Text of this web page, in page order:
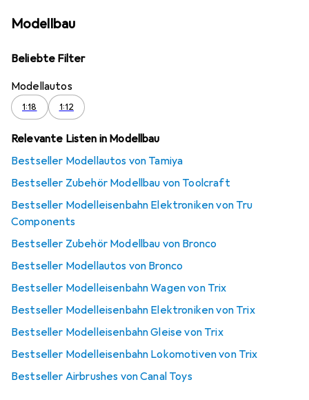
Modellbau
Beliebte Filter
Modellautos
1:18 1:12
Relevante Listen in Modellbau
Bestseller Modellautos von Tamiya
Bestseller Zubehör Modellbau von Toolcraft
Bestseller Modelleisenbahn Elektroniken von Tru
Components
Bestseller Zubehör Modellbau von Bronco
Bestseller Modellautos von Bronco
Bestseller Modelleisenbahn Wagen von Trix
Bestseller Modelleisenbahn Elektroniken von Trix
Bestseller Modelleisenbahn Gleise von Trix
Bestseller Modelleisenbahn Lokomotiven von Trix
Bestseller Airbrushes von Canal Toys